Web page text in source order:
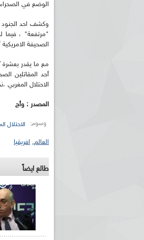
الوضع في الصحراء
وكشف احد الجنود
"مرتفعة" ، فيما
الصحيفة
أحد المقاتلين
الاحتلال
المصدر : وأج
وسوم: الاحتلال
العالم, افريقيا
طالع ايضاً